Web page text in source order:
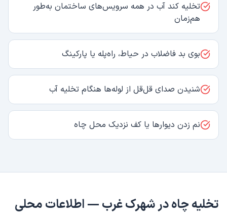
تخلیه کند آب در همه سرویس‌های ساختمان به‌طور
هم‌زمان
بوی بد فاضلاب در حیاط، راه‌پله یا پارکینگ
شنیدن صدای قل‌قل از لوله‌ها هنگام تخلیه آب
نم زدن دیوارها یا کف نزدیک محل چاه
تخلیه چاهدرشهرک غرب— اطلاعات محلی